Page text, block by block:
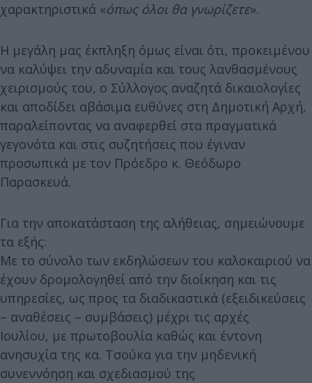
χαρακτηριστικά «όπως όλοι θα γνωρίζετε».
Η μεγάλη μας έκπληξη όμως είναι ότι, προκειμένου
να καλύψει την αδυναμία και τους λανθασμένους
χειρισμούς του, ο Σύλλογος αναζητά δικαιολογίες
και αποδίδει αβάσιμα ευθύνες στη Δημοτική Αρχή,
παραλείποντας να αναφερθεί στα πραγματικά
γεγονότα και στις συζητήσεις που έγιναν
προσωπικά με τον Πρόεδρο κ. Θεόδωρο
Παρασκευά.
Για την αποκατάσταση της αλήθειας, σημειώνουμε
τα εξής:
Με το σύνολο των εκδηλώσεων του καλοκαιριού να
έχουν δρομολογηθεί από την διοίκηση και τις
υπηρεσίες, ως προς τα διαδικαστικά (εξειδικεύσεις
– αναθέσεις – συμβάσεις) μέχρι τις αρχές
Ιουλίου, με πρωτοβουλία καθώς και έντονη
ανησυχία της κα. Τσούκα για την μηδενική
συνεννόηση και σχεδιασμού της